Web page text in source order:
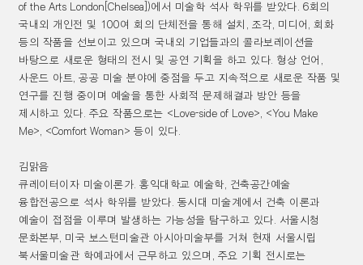
of the Arts London[Chelsea])에서 미술학 석사 학위를 받았다 . 6회의
국내외 개인전 및
100여 회의 단체전을 통해 설치 조각 미디어 ,회화
등의 작품을 선보이고 있으며 국내외 기업들과의 콜라보레이션을
바탕으로 새로운 형태의 전시 및 공연 기획을 하고 있다
형상 언어
사운드 아트
,공공 미술 분야에 중점을 두고 지속적으로 새로운 작품 및
연구를 진행 중이며 예술을 통한 사회적 문제해결과 방안 등을
제시하고 있다
주요 작품으로는 <Love-side of Love>, <You Make
Me>, <Comfort Woman>등이 있다
김맑음
큐레이터이자 미술이론가 .홍익대학교 예술학
건축공간예술
융합전공으로 석사 학위를 받았다
동시대 미술계에서 건축 이론과
예술이 접점을 이루며 발생하는 가능성을 탐구하고 있다
서울시청
문화본부
미국 보스턴미술관 아시아미술부를 거쳐 현재 서울시립
북서울미술관 학예과에서 근무하고 있으며
주요 기획 전시로는